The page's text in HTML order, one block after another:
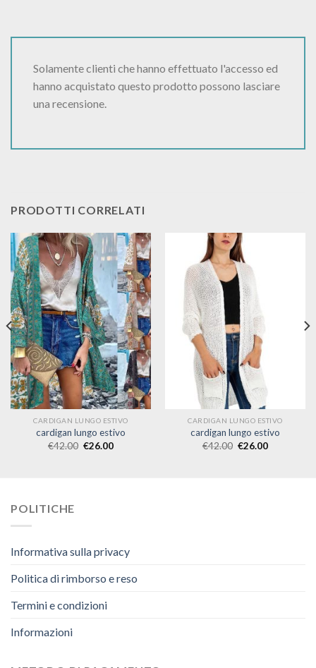
Solamente clienti che hanno effettuato l'accesso ed
hanno acquistato questo prodotto possono lasciare
una recensione.
PRODOTTI CORRELATI
CARDIGAN LUNGO ESTIVO
cardigan lungo estivo
€42.00 €26.00
CARDIGAN LUNGO ESTIVO
cardigan lungo estivo
€42.00 €26.00
POLITICHE
Informativa sulla privacy
Politica di rimborso e reso
Termini e condizioni
Informazioni